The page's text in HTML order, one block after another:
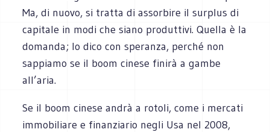
Ma, di nuovo, si tratta di assorbire il surplus di
capitale in modi che siano produttivi. Quella è la
domanda; lo dico con speranza, perché non
sappiamo se il boom cinese finirà a gambe
all’aria.
Se il boom cinese andrà a rotoli, come i mercati
immobiliare e finanziario negli Usa nel 2008,